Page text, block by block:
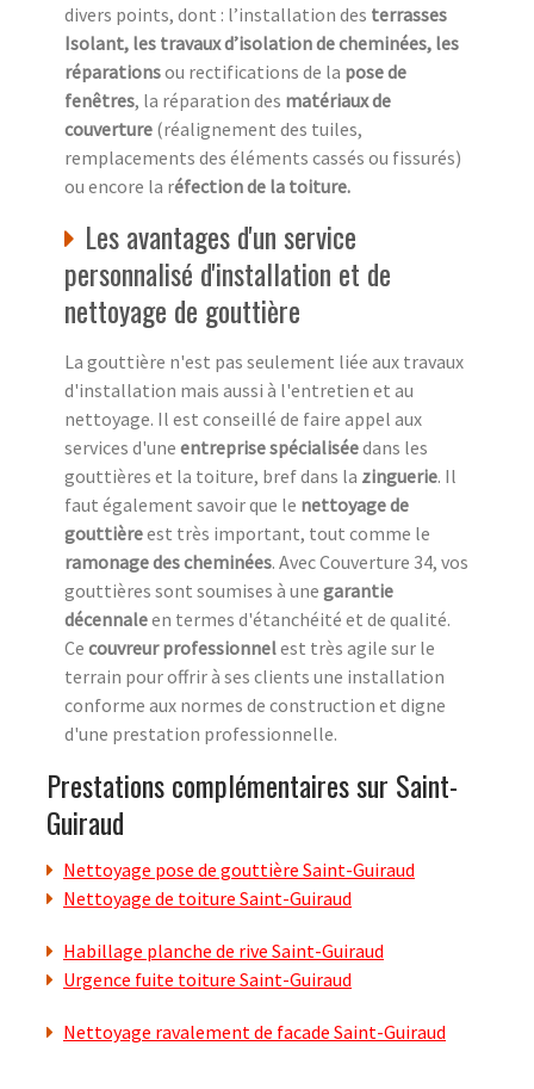
divers points, dont : l’installation des terrasses
Isolant, les travaux d’isolation de cheminées, les
réparationsou rectifications de la pose de
fenêtres, la réparation des matériaux de
couverture (réalignement des tuiles,
remplacements des éléments cassés ou fissurés)
ou encore la réfection de la toiture.
Les avantages d'un service
personnalisé d'installation et de
nettoyage de gouttière
La gouttière n'est pas seulement liée aux travaux
d'installation mais aussi à l'entretien et au
nettoyage. Il est conseillé de faire appel aux
services d'une entreprise spécialiséedans les
gouttières et la toiture, bref dans la zinguerie. Il
faut également savoir que le nettoyage de
gouttièreest très important, tout comme le
ramonage des cheminées. Avec Couverture 34, vos
gouttières sont soumises à une garantie
décennaleen termes d'étanchéité et de qualité.
Ce couvreur professionnelest très agile sur le
terrain pour offrir à ses clients une installation
conforme aux normes de construction et digne
d'une prestation professionnelle.
Prestations complémentaires sur Saint-
Guiraud
Nettoyage pose de gouttière Saint-Guiraud
Nettoyage de toiture Saint-Guiraud
Habillage planche de rive Saint-Guiraud
Urgence fuite toiture Saint-Guiraud
Nettoyage ravalement de facade Saint-Guiraud